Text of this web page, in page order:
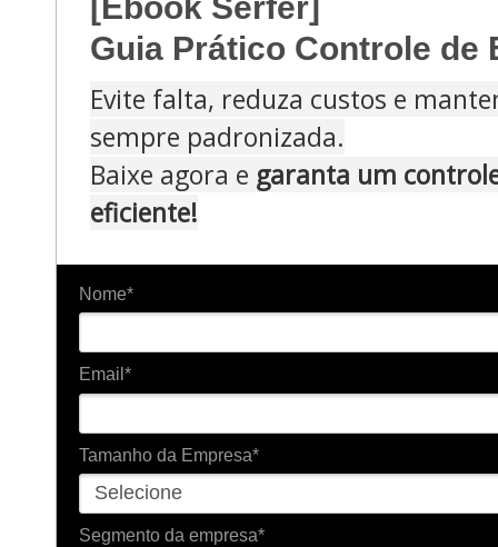
Guia Prático Controle de
Evite falta, reduza custos e
sempre padronizada.
Baixe agora e garanta um
eficiente!
Nome*
Email*
Tamanho da Empresa*
Segmento da empresa*